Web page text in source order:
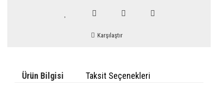
Karşılaştır
Ürün Bilgisi Taksit Seçenekleri